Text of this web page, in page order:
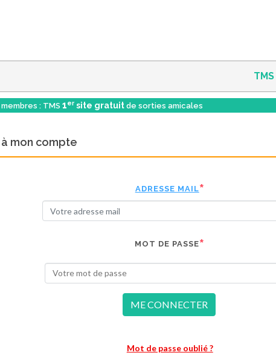
TMS
membres : TMS 1er site gratuit de sorties amicales
mon compte
ADRESSE MAIL
MOT DE PASSE
ME CONNECTER
Mot de passe oublié ?